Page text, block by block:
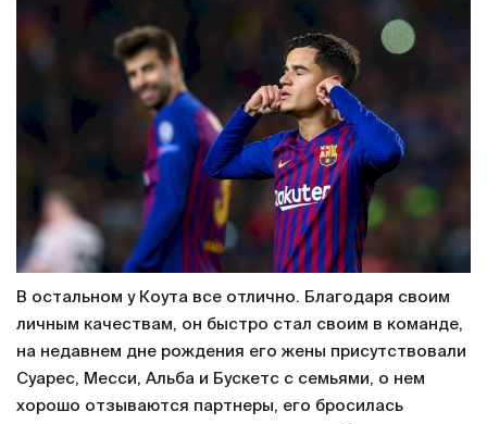
В остальном у Коута все отлично. Благодаря своим
личным качествам, он быстро стал своим в команде,
на недавнем дне рождения его жены присутствовали
Суарес, Месси, Альба и Бускетс с семьями, о нем
хорошо отзываются партнеры, его бросилась